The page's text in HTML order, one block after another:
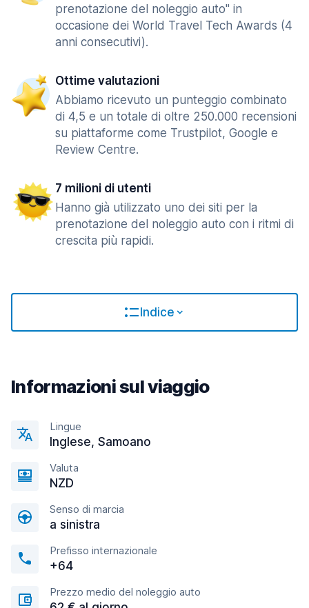
prenotazione del noleggio auto" in
occasione dei World Travel Tech Awards (4
anni consecutivi).
Ottime valutazioni
Abbiamo ricevuto un punteggio combinato
di 4,5 e un totale di oltre 250.000 recensioni
su piattaforme come Trustpilot, Google e
Review Centre.
7 milioni di utenti
Hanno già utilizzato uno dei siti per la
prenotazione del noleggio auto con i ritmi di
crescita più rapidi.
Indice
Informazioni sul viaggio
Lingue
Inglese, Samoano
Valuta
NZD
Senso di marcia
a sinistra
Prefisso internazionale
+64
Prezzo medio del noleggio auto